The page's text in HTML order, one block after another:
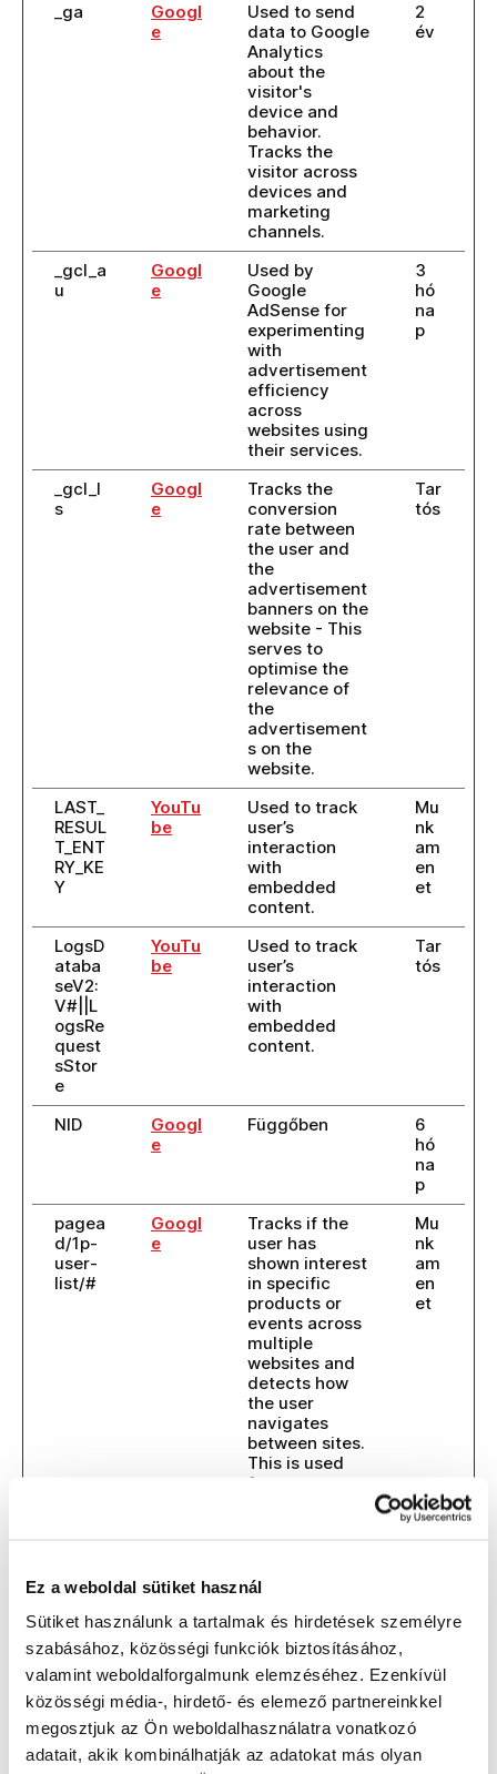
Ez a weboldal sütiket használ
Sütiket használunk a tartalmak és hirdetések személyre
szabásához, közösségi funkciók biztosításához,
valamint weboldalforgalmunk elemzéséhez. Ezenkívül
közösségi média-, hirdető- és elemező partnereinkkel
megosztjuk az Ön weboldalhasználatra vonatkozó
adatait, akik kombinálhatják az adatokat más olyan
_ga
Googl
e
Used to send
data to Google
Analytics
about the
visitor's
device and
behavior.
Tracks the
visitor across
devices and
marketing
channels.
2
év
_gcl_a
u
Googl
e
Used by
Google
AdSense for
experimenting
with
advertisement
efficiency
across
websites using
their services.
3
hó
na
p
_gcl_l
s
Googl
e
Tracks the
conversion
rate between
the user and
the
advertisement
banners on the
website - This
serves to
optimise the
relevance of
the
advertisement
s on the
website.
Tar
tós
LAST_
RESUL
T_ENT
RY_KE
Y
YouTu
be
Used to track
user’s
interaction
with
embedded
content.
Mu
nk
am
en
et
LogsD
ataba
seV2:
V#||L
ogsRe
quest
sStor
e
YouTu
be
Used to track
user’s
interaction
with
embedded
content.
Tar
tós
NID
Googl
e
Függőben
6
hó
na
p
pagea
d/1p-
user-
list/#
Googl
e
Tracks if the
user has
shown interest
in specific
products or
events across
multiple
websites and
detects how
the user
navigates
between sites.
This is used
for
facilitates
referral-fees
between
Mu
nk
am
en
et
remot
e_sid
YouTu
be
Necessary for
the
implementatio
n and
Mu
nk
en